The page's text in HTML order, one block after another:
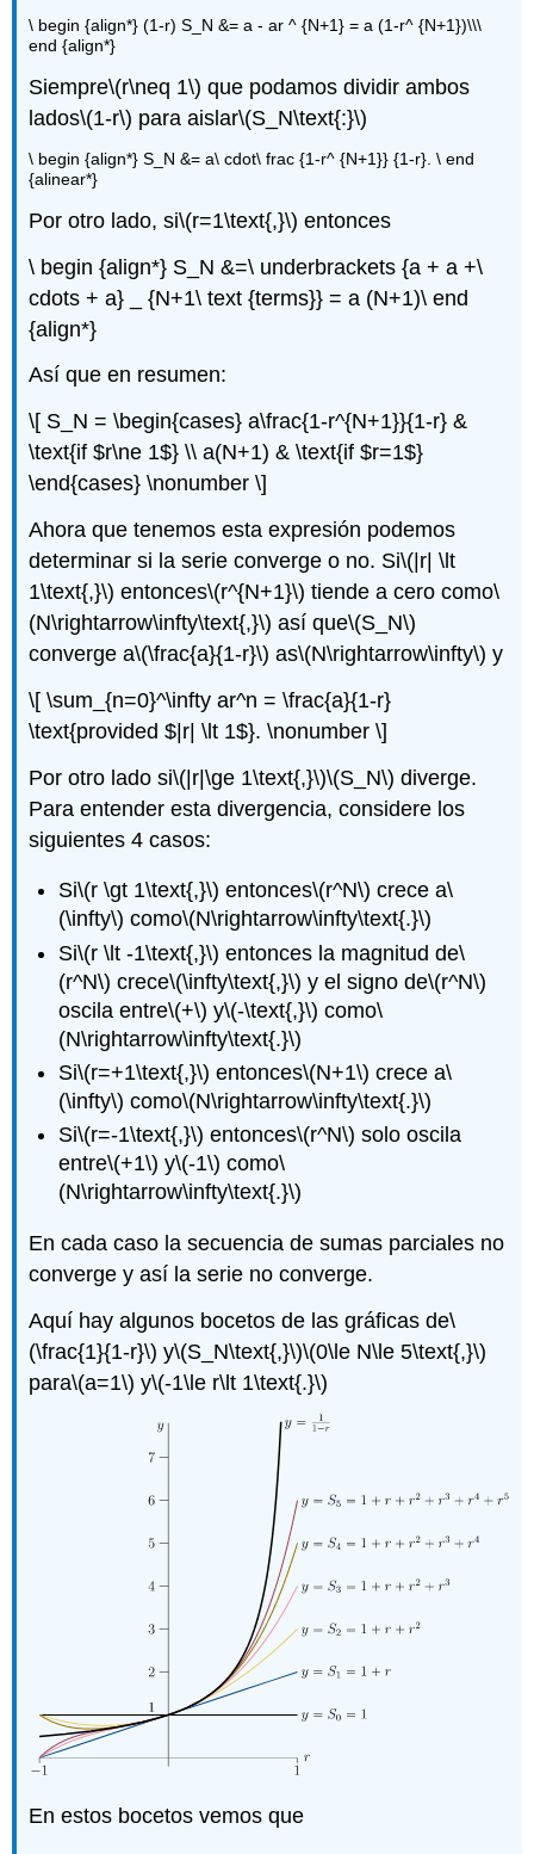
\ begin {align*} (1-r) S_N &= a - ar ^ {N+1} = a (1-r^ {N+1})\\\
end {align*}
Siempre\(r\neq 1\) que podamos dividir ambos
lados\(1-r\) para aislar\(S_N\text{:}\)
\ begin {align*} S_N &= a\ cdot\ frac {1-r^ {N+1}} {1-r}. \ end
{alinear*}
Por otro lado, si\(r=1\text{,}\) entonces
\ begin {align*} S_N &=\ underbrackets {a + a +\
cdots + a} _ {N+1\ text {terms}} = a (N+1)\ end
{align*}
Así que en resumen:
\[ S_N = \begin{cases} a\frac{1-r^{N+1}}{1-r} &
\text{if $r\ne 1$} \\ a(N+1) & \text{if $r=1$}
\end{cases} \nonumber \]
Ahora que tenemos esta expresión podemos
determinar si la serie converge o no. Si\(|r| \lt
1\text{,}\) entonces\(r^{N+1}\) tiende a cero como\
(N\rightarrow\infty\text{,}\) así que\(S_N\)
converge a\(\frac{a}{1-r}\) as\(N\rightarrow\infty\) y
\[ \sum_{n=0}^\infty ar^n = \frac{a}{1-r}
\text{provided $|r| \lt 1$}. \nonumber \]
Por otro lado si\(|r|\ge 1\text{,}\)\(S_N\) diverge.
Para entender esta divergencia, considere los
siguientes 4 casos:
Si\(r \gt 1\text{,}\) entonces\(r^N\) crece a\
(\infty\) como\(N\rightarrow\infty\text{.}\)
Si\(r \lt -1\text{,}\) entonces la magnitud de\
(r^N\) crece\(\infty\text{,}\) y el signo de\(r^N\)
oscila entre\(+\) y\(-\text{,}\) como\
(N\rightarrow\infty\text{.}\)
Si\(r=+1\text{,}\) entonces\(N+1\) crece a\
(\infty\) como\(N\rightarrow\infty\text{.}\)
Si\(r=-1\text{,}\) entonces\(r^N\) solo oscila
entre\(+1\) y\(-1\) como\
(N\rightarrow\infty\text{.}\)
En cada caso la secuencia de sumas parciales no
converge y así la serie no converge.
Aquí hay algunos bocetos de las gráficas de\
(\frac{1}{1-r}\) y\(S_N\text{,}\)\(0\le N\le 5\text{,}\)
para\(a=1\) y\(-1\le r\lt 1\text{.}\)
En estos bocetos vemos que